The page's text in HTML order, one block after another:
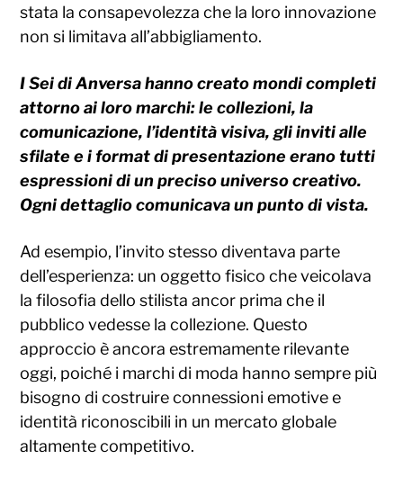
stata la consapevolezza che la loro innovazione
non si limitava all’abbigliamento.
I Sei di Anversa hanno creato mondi completi
attorno ai loro marchi: le collezioni, la
comunicazione, l’identità visiva, gli inviti alle
sfilate e i format di presentazione erano tutti
espressioni di un preciso universo creativo.
Ogni dettaglio comunicava un punto di vista.
Ad esempio, l’invito stesso diventava parte
dell’esperienza: un oggetto fisico che veicolava
la filosofia dello stilista ancor prima che il
pubblico vedesse la collezione. Questo
approccio è ancora estremamente rilevante
oggi, poiché i marchi di moda hanno sempre più
bisogno di costruire connessioni emotive e
identità riconoscibili in un mercato globale
altamente competitivo.